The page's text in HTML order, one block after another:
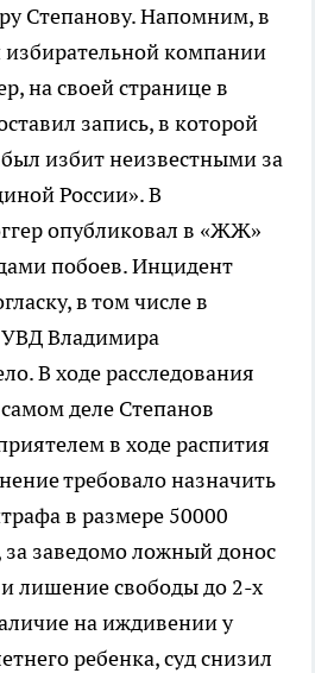
Степанову. Напомним, в
компании
на своей странице в
запись, в которой
избит неизвестными за
России». В
опубликовал в «ЖЖ»
побоев. Инцидент
в том числе в
Владимира
В ходе расследования
деле Степанов
в ходе распития
требовало назначить
в размере 50000
за заведомо ложный донос
лишение свободы до 2-х
на иждивении у
ребенка, суд снизил